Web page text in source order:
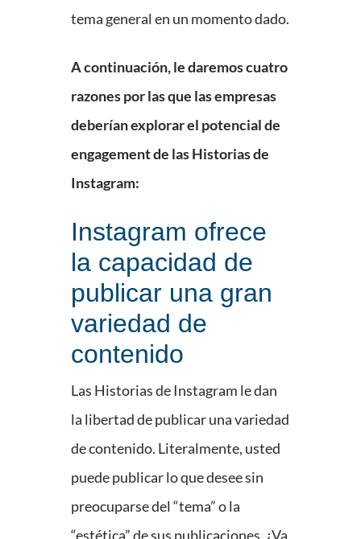
tema general en un momento dado.
A continuación, le daremos cuatro
razones por las que las empresas
deberían explorar el potencial de
engagement de las Historias de
Instagram:
Instagram ofrece
la capacidad de
publicar una gran
variedad de
contenido
Las Historias de Instagram le dan
la libertad de publicar una variedad
de contenido. Literalmente, usted
puede publicar lo que desee sin
preocuparse del “tema” o la
“estética” de sus publicaciones. ¿Va